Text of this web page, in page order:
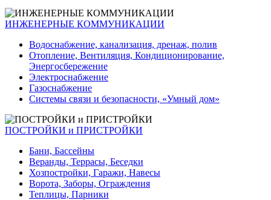
ИНЖЕНЕРНЫЕ КОММУНИКАЦИИ
Водоснабжение, канализация, дренаж, полив
Отопление, Вентиляция, Кондиционирование,
Энергосбережение
Электроснабжение
Газоснабжение
Системы связи и безопасности, «Умный дом»
ПОСТРОЙКИ и ПРИСТРОЙКИ
Бани, Бассейны
Веранды, Террасы, Беседки
Хозпостройки, Гаражи, Навесы
Ворота, Заборы, Ограждения
Теплицы, Парники